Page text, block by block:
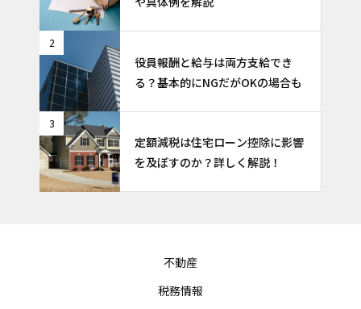
2
役員報酬と給与は両方支給でき
る？基本的にNGだがOKの場合も
3
定額減税は住宅ローン控除に影響
を及ぼすのか？詳しく解説！
不動産
税務情報